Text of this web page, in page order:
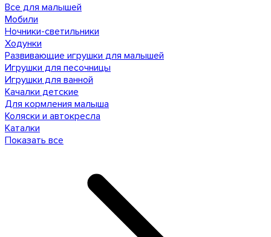
Все для малышей
Мобили
Ночники-светильники
Ходунки
Развивающие игрушки для малышей
Игрушки для песочницы
Игрушки для ванной
Качалки детские
Для кормления малыша
Коляски и автокресла
Каталки
Показать все